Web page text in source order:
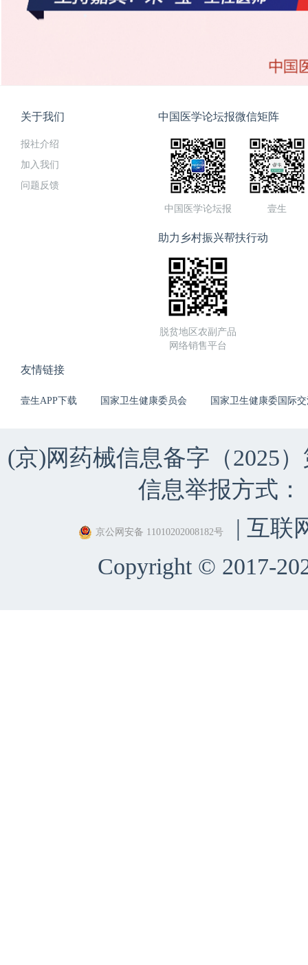
关于我们
报社介绍
加入我们
问题反馈
中国医学论坛报微信矩阵
中国医学论坛报 壹生
助力乡村振兴帮扶行动
脱贫地区农副产品
网络销售平台
友情链接
壹生APP下载 国家卫生健康委员会 国家卫生健康委国际
(京)网药械信息备字（2025
信息举报方式：
京公网安备 11010202008182号
| 互联
Copyright © 2017-